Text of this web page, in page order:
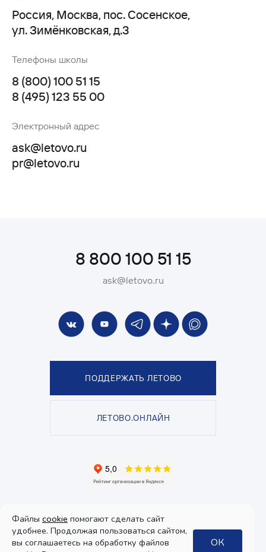
Россия, Москва, пос. Сосенское,
ул. Зимёнковская, д.3
Телефоны школы
8 (800) 100 51 15
8 (495) 123 55 00
Электронный адрес
ask@letovo.ru
pr@letovo.ru
8 800 100 51 15
ask@letovo.ru
ПОДДЕРЖАТЬ ЛЕТОВО
ЛЕТОВО.ОНЛАЙН
Политика конфиденциальностиипользовательское соглашение
Согласие на получение рекламы
Файлы cookie помогают сделать сайт
удобнее. Продолжая пользоваться сайтом,
вы соглашаетесь на обработку файлов
ОК